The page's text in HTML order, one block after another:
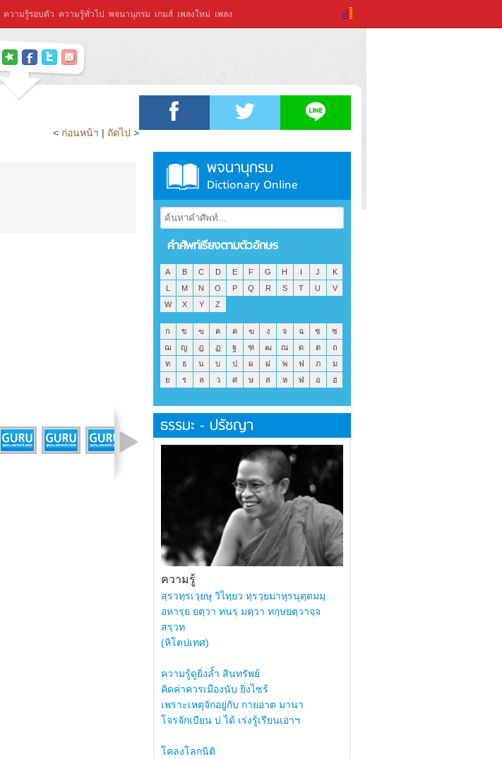
ความรู้รอบตัว ความรู้ทั่วไป พจนานุกรม เกมส์ เพลงใหม่ เพลง
< ก่อนหน้า | ถัดไป >
พจนานุกรม
Dictionary Online
คำศัพท์เรียงตามตัวอักษร
A B C D E F G H I J
K
L
M N O P Q R S T U
V
W
X Y Z
ก ข ฃ ค ฅ ฆ ง จ ฉ ช
ซ
ฌ
ญ ฎ ฏ ฐ ฑ ฒ ณ ด ต
ถ
ท
ธ น บ ป ผ ฝ พ ฟ ภ
ม
ย
ร ล ว ศ ษ ส ห ฬ อ ฮ
ธรรมะ - ปรัชญา
ความรู้
สฺรวทฺรเวฺยษุ วิไทฺยว ทฺรวฺยมาหุรนุตฺตมมฺ
อหารฺย ยตฺวา ทนรฺ มตฺวา ทกฺษยตฺวาจฺจ
สรฺวท
(หิโตปเทศ)
ความรู้ดูยิ่งล้ำ สินทรัพย์
คิดค่าควรเมืองนับ ยิ่งไซร้
เพราะเหตุจักอยู่กับ กายอาต มานา
โจรจักเบียน บ่ ได้ เร่งรู้เรียนเอาฯ
โคลงโลกนิติ